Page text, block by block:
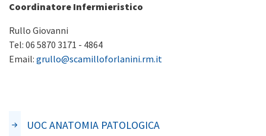
Coordinatore Infermieristico
Rullo Giovanni
Tel: 06 5870 3171 - 4864
Email: grullo@scamilloforlanini.rm.it
UOC ANATOMIA PATOLOGICA